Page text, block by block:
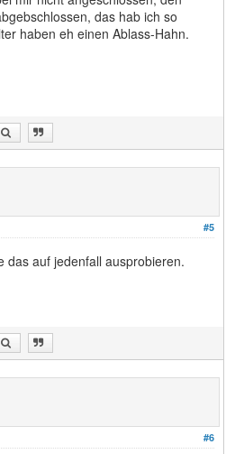
das hab ich so
haben eh einen Ablass-Hahn.
#5
das auf jedenfall ausprobieren.
#6